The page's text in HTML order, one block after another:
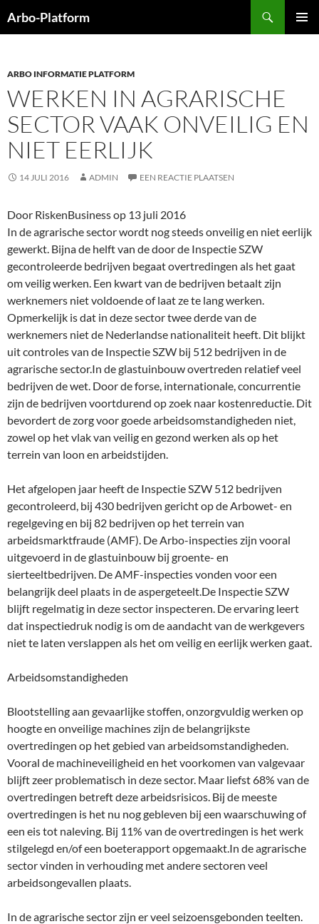
naar
Arbo-Platform
ARBO INFORMATIE PLATFORM
WERKEN IN AGRARISCHE
SECTOR VAAK ONVEILIG EN
NIET EERLIJK
14 JULI 2016 ADMIN EEN REACTIE PLAATSEN
Door RiskenBusiness op 13 juli 2016
In de agrarische sector wordt nog steeds onveilig en niet eerlijk
gewerkt. Bijna de helft van de door de Inspectie SZW
gecontroleerde bedrijven begaat overtredingen als het gaat
om veilig werken. Een kwart van de bedrijven betaalt zijn
werknemers niet voldoende of laat ze te lang werken.
Opmerkelijk is dat in deze sector twee derde van de
werknemers niet de Nederlandse nationaliteit heeft. Dit blijkt
uit controles van de Inspectie SZW bij 512 bedrijven in de
agrarische sector.In de glastuinbouw overtreden relatief veel
bedrijven de wet. Door de forse, internationale, concurrentie
zijn de bedrijven voortdurend op zoek naar kostenreductie. Dit
bevordert de zorg voor goede arbeidsomstandigheden niet,
zowel op het vlak van veilig en gezond werken als op het
terrein van loon en arbeidstijden.
Het afgelopen jaar heeft de Inspectie SZW 512 bedrijven
gecontroleerd, bij 430 bedrijven gericht op de Arbowet- en
regelgeving en bij 82 bedrijven op het terrein van
arbeidsmarktfraude (AMF). De Arbo-inspecties zijn vooral
uitgevoerd in de glastuinbouw bij groente- en
sierteeltbedrijven. De AMF-inspecties vonden voor een
belangrijk deel plaats in de aspergeteelt.De Inspectie SZW
blijft regelmatig in deze sector inspecteren. De ervaring leert
dat inspectiedruk nodig is om de aandacht van de werkgevers
niet te laten verslappen als het om veilig en eerlijk werken gaat.
Arbeidsomstandigheden
Blootstelling aan gevaarlijke stoffen, onzorgvuldig werken op
hoogte en onveilige machines zijn de belangrijkste
overtredingen op het gebied van arbeidsomstandigheden.
Vooral de machineveiligheid en het voorkomen van valgevaar
blijft zeer problematisch in deze sector. Maar liefst 68% van de
overtredingen betreft deze arbeidsrisicos. Bij de meeste
overtredingen is het nu nog gebleven bij een waarschuwing of
een eis tot naleving. Bij 11% van de overtredingen is het werk
stilgelegd en/of een boeterapport opgemaakt.In de agrarische
sector vinden in verhouding met andere sectoren veel
arbeidsongevallen plaats.
In de agrarische sector zijn er veel seizoensgebonden teelten.